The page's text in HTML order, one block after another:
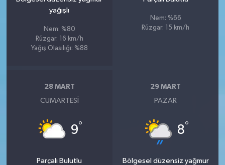
yağışlı
Nem: %80
Rüzgar: 16 km/h
Yağış Olasılığı: %88
Nem: %66
Rüzgar: 15 km/h
28 MART
CUMARTESI
9°
Parçalı Bulutlu
29 MART
PAZAR
8°
Bölgesel düzensiz yağmur